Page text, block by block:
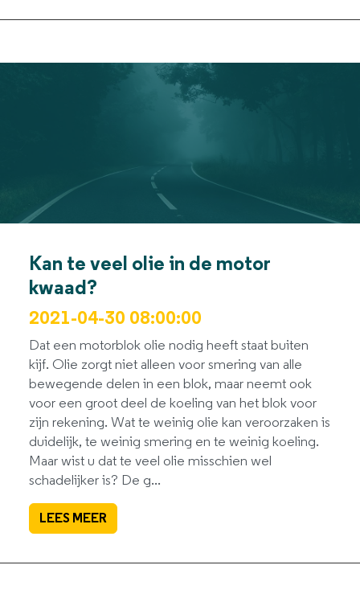
Kan te veel olie in de motor
kwaad?
2021-04-30 08:00:00
Dat een motorblok olie nodig heeft staat buiten
kijf. Olie zorgt niet alleen voor smering van alle
bewegende delen in een blok, maar neemt ook
voor een groot deel de koeling van het blok voor
zijn rekening. Wat te weinig olie kan veroorzaken is
duidelijk, te weinig smering en te weinig koeling.
Maar wist u dat te veel olie misschien wel
schadelijker is? De g...
LEES MEER